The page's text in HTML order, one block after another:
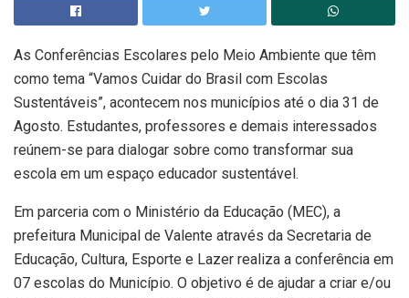
As Conferências Escolares pelo Meio Ambiente que têm
como tema “Vamos Cuidar do Brasil com Escolas
Sustentáveis”, acontecem nos municípios até o dia 31 de
Agosto. Estudantes, professores e demais interessados
reúnem-se para dialogar sobre como transformar sua
escola em um espaço educador sustentável.
Em parceria com o Ministério da Educação (MEC), a
prefeitura Municipal de Valente através da Secretaria de
Educação, Cultura, Esporte e Lazer realiza a conferência em
07 escolas do Município. O objetivo é de ajudar a criar e/ou